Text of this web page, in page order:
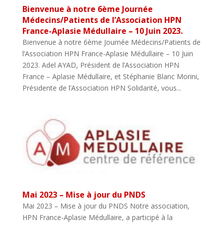
Bienvenue à notre 6ème Journée
Médecins/Patients de l’Association HPN
France-Aplasie Médullaire – 10 Juin 2023.
Bienvenue à notre 6ème Journée Médecins/Patients de
l’Association HPN France-Aplasie Médullaire – 10 Juin
2023. Adel AYAD, Président de l’Association HPN
France – Aplasie Médullaire, et Stéphanie Blanc Morini,
Présidente de l’Association HPN Solidarité, vous...
Mai 2023 – Mise à jour du PNDS
Mai 2023 – Mise à jour du PNDS Notre association,
HPN France-Aplasie Médullaire, a participé à la